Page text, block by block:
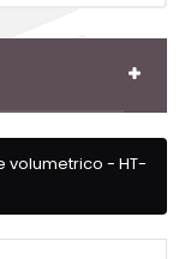
volumetrico - HT-